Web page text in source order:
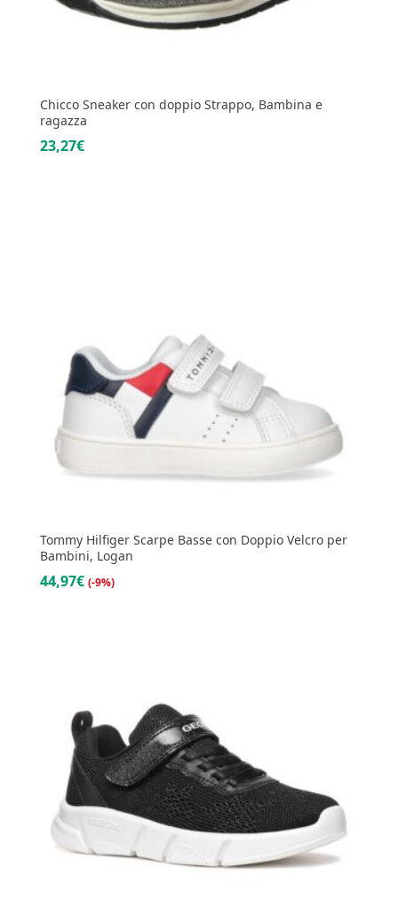
Chicco Sneaker con doppio Strappo, Bambina e
ragazza
23,27€
Tommy Hilfiger Scarpe Basse con Doppio Velcro per
Bambini, Logan
44,97€ (-9%)